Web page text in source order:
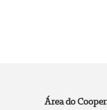
Área do